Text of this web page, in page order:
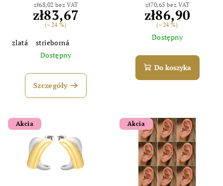
zł68,02 bez VAT
zł83,67
(–24 %)
zlatá
strieborná
Dostępny
Szczegóły
zł70,65 bez VAT
zł86,90
(–24 %)
Dostępny
Do koszyka
Akcia Akcia